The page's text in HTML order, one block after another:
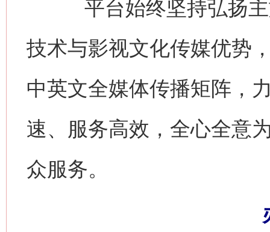
平台始终坚持弘扬主
技术与影视文化传媒优势
中英文全媒体传播矩阵，
速、服务高效，全心全意
众服务。